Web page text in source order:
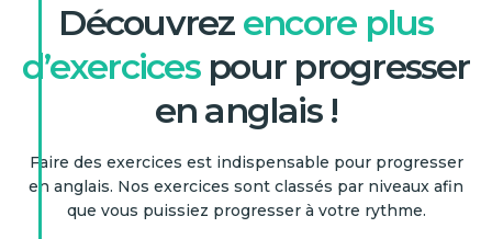
Découvrez encore plus
d’exercicespour progresser
en anglais !
Faire des exercices est indispensable pour progresser
en anglais. Nos exercices sont classés par niveaux afin
que vous puissiez progresser à votre rythme.